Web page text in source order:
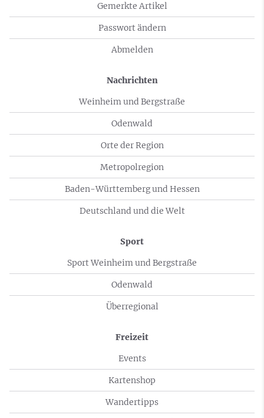
Gemerkte Artikel
Passwort ändern
Abmelden
Nachrichten
Weinheim und Bergstraße
Odenwald
Orte der Region
Metropolregion
Baden-Württemberg und Hessen
Deutschland und die Welt
Sport
Sport Weinheim und Bergstraße
Odenwald
Überregional
Freizeit
Events
Kartenshop
Wandertipps